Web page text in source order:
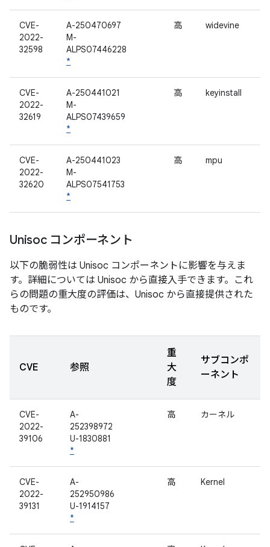
CVE-
2022-
32598
A-250470697
M-
ALPS07446228
*
高 widevine
CVE-
2022-
32619
A-250441021
M-
ALPS07439659
*
高 keyinstall
CVE-
2022-
32620
A-250441023
M-
ALPS07541753
*
高 mpu
Unisoc コンポーネント
以下の脆弱性は Unisoc コンポーネントに影響を与えま
す。詳細については Unisoc から直接入手できます。これ
らの問題の重大度の評価は、Unisoc から直接提供された
ものです。
CVE 参照
重
大
度
サブコンポ
ーネント
CVE-
2022-
39106
A-
252398972
U-1830881
*
高 カーネル
CVE-
2022-
39131
A-
252950986
U-1914157
*
高 Kernel